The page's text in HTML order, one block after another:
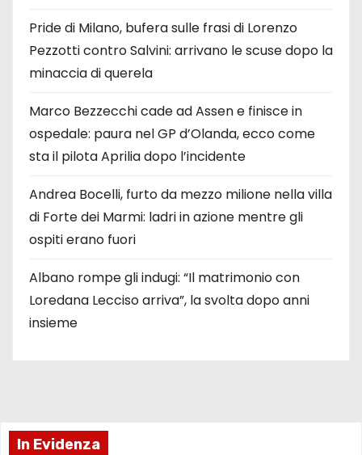
Pride di Milano, bufera sulle frasi di Lorenzo
Pezzotti contro Salvini: arrivano le scuse dopo la
minaccia di querela
Marco Bezzecchi cade ad Assen e finisce in
ospedale: paura nel GP d’Olanda, ecco come
sta il pilota Aprilia dopo l’incidente
Andrea Bocelli, furto da mezzo milione nella villa
di Forte dei Marmi: ladri in azione mentre gli
ospiti erano fuori
Albano rompe gli indugi: “Il matrimonio con
Loredana Lecciso arriva”, la svolta dopo anni
insieme
In Evidenza